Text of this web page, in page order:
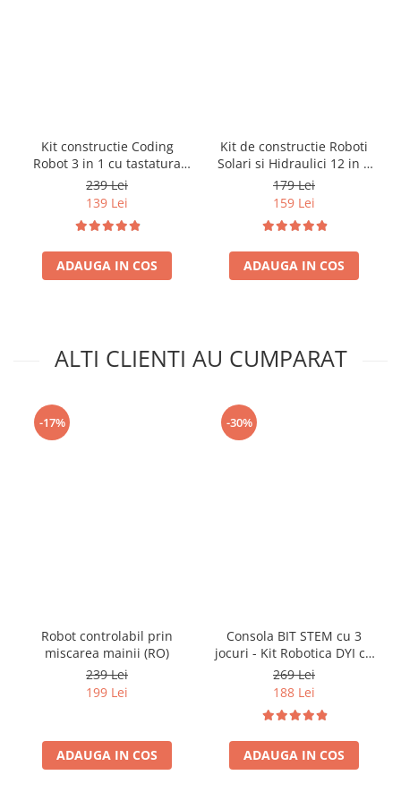
Kit constructie Coding
Robot 3 in 1 cu tastatura
(EN)
239 Lei
139 Lei
ADAUGA IN COS
Kit de constructie Roboti
Solari si Hidraulici 12 in 1
(RO)
179 Lei
159 Lei
ADAUGA IN COS
ALTI CLIENTI AU CUMPARAT
-17%
Robot controlabil prin
miscarea mainii (RO)
239 Lei
199 Lei
ADAUGA IN COS
-30%
Consola BIT STEM cu 3
jocuri - Kit Robotica DYI cu
codare
269 Lei
188 Lei
ADAUGA IN COS